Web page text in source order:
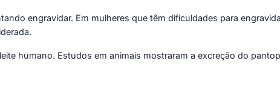
engravidar. Em mulheres que têm dificuldades para
humano. Estudos em animais mostraram a excreção do